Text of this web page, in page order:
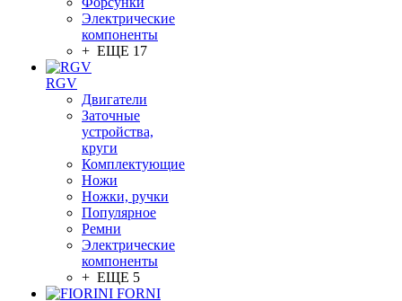
Электрические
компоненты
+ ЕЩЕ 17
RGV
Двигатели
Заточные
устройства,
круги
Комплектующие
Ножи
Ножки, ручки
Популярное
Ремни
Электрические
компоненты
+ ЕЩЕ 5